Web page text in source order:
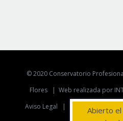
© 2020 Conservatorio
Flores | Web realizada por
Aviso Legal | Politica de
Abierto el